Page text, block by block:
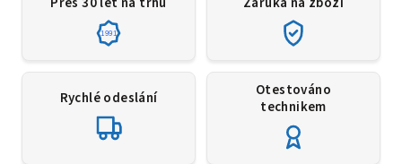
1991
Rychlé odeslání
Otestováno
technikem